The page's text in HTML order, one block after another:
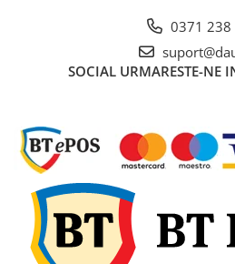
Conectori Cabluri si Izolatie Auto
Instalatii Electrice pentru Remorci
Instalatii Electrice Proiectoare
Prize bricheta & USB
Prize, stechere si mufe auto
Conectori instalatii electrice auto,
camion si remorca
Mufe si conectori auto etansi
Prize si conectori alimentare 2/3
0371 238
SOCIAL URMARESTE-NE